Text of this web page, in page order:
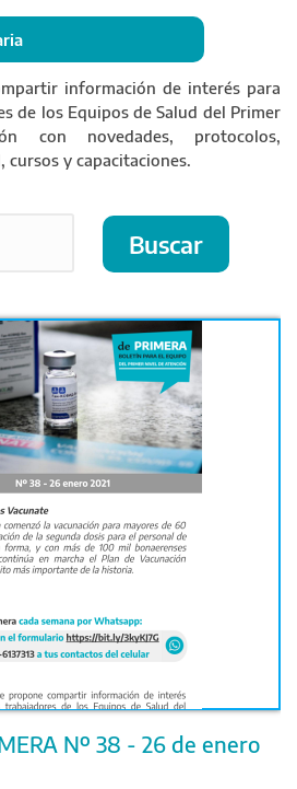
información de interés para
de los Equipos de Salud del Primer
con novedades, protocolos,
cursos y capacitaciones.
Nº 38 - 26 de enero